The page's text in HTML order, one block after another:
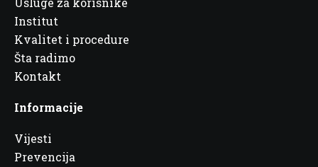
Institut
Kvalitet i procedure
Šta radimo
Kontakt
Informacije
Vijesti
Prevencija